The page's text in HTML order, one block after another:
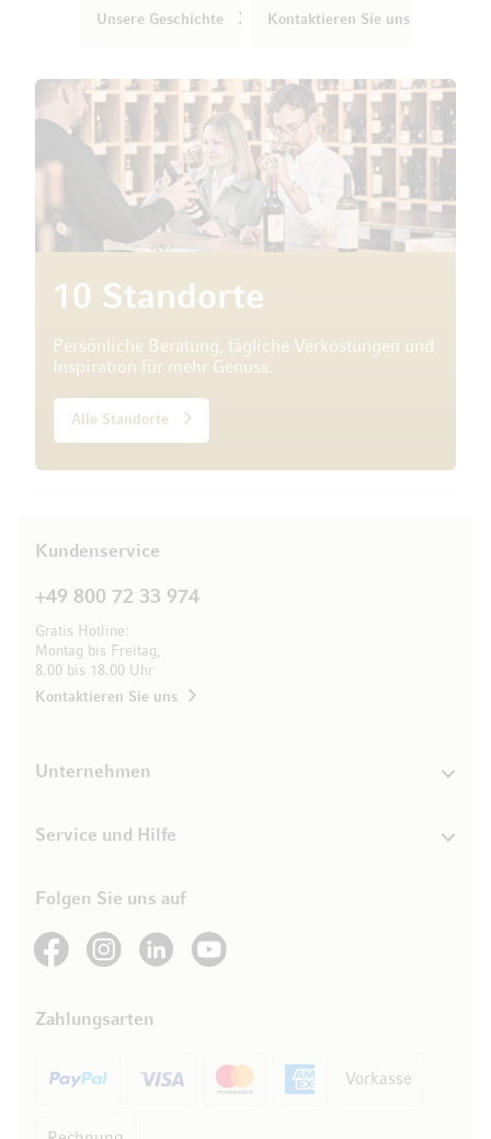
Unsere Geschichte Kontaktieren Sie uns
10 Standorte
Persönliche Beratung, tägliche Verkostungen und
Inspiration für mehr Genuss.
Alle Standorte
Kundenservice
+49 800 72 33 974
Gratis Hotline:
Montag bis Freitag,
8.00 bis 18.00 Uhr
Kontaktieren Sie uns
Unternehmen
Service und Hilfe
Folgen Sie uns auf
See our FacebookSee our Instagram account
See our LinkedInSee our YouTube channel
Zahlungsarten
Vorkasse